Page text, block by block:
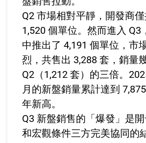
Q2 市場相對平靜，開發商
1,520 個單位。然而進入 Q3
中推出了 4,191 個單位，市
烈，共售出 3,288 套，銷量
Q2（1,212 套）的三倍。
月的新盤銷量累計達到
年新高。
Q3 新盤銷售的「爆發」是
和宏觀條件三方完美協同的